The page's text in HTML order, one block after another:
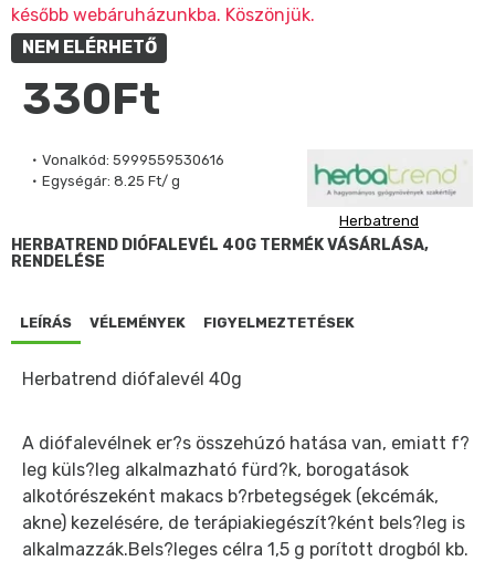
később webáruházunkba. Köszönjük.
Vonalkód: 5999559530616
Egységár: 8.25 Ft/ g
Herbatrend
NEM ELÉRHETŐ
330Ft
HERBATREND DIÓFALEVÉL 40G TERMÉK VÁSÁRLÁSA,
RENDELÉSE
LEÍRÁS VÉLEMÉNYEK FIGYELMEZTETÉSEK
Herbatrend diófalevél 40g
A diófalevélnek er?s összehúzó hatása van, emiatt f?
leg küls?leg alkalmazható fürd?k, borogatások
alkotórészeként makacs b?rbetegségek (ekcémák,
akne) kezelésére, de terápiakiegészít?ként bels?leg is
alkalmazzák.Bels?leges célra 1,5 g porított drogból kb.